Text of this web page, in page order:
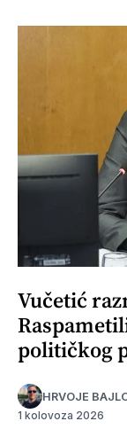
Vučetić
političkog
HRVOJE
1 kolovoza 2026